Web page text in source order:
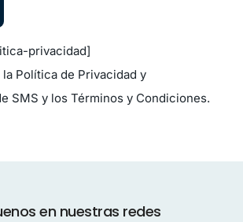
privacidad]
la Política de Privacidad y
SMS y los Términos y Condiciones.
en nuestras redes